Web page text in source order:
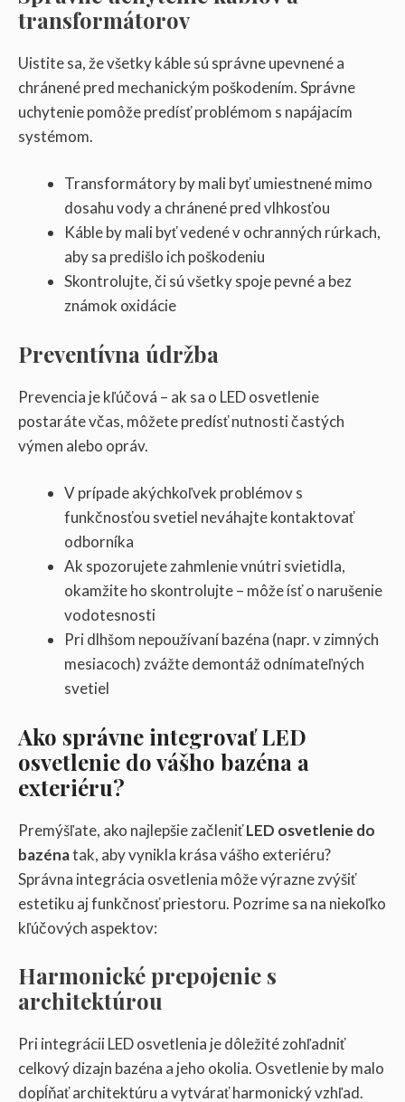
transformátorov
Uistite sa, že všetky káble sú správne upevnené a
chránené pred mechanickým poškodením. Správne
uchytenie pomôže predísť problémom s napájacím
systémom.
Transformátory by mali byť umiestnené mimo
dosahu vody a chránené pred vlhkosťou
Káble by mali byť vedené v ochranných rúrkach,
aby sa predišlo ich poškodeniu
Skontrolujte, či sú všetky spoje pevné a bez
známok oxidácie
Preventívna údržba
Prevencia je kľúčová – ak sa o LED osvetlenie
postaráte včas, môžete predísť nutnosti častých
výmen alebo opráv.
V prípade akýchkoľvek problémov s
funkčnosťou svetiel neváhajte kontaktovať
odborníka
Ak spozorujete zahmlenie vnútri svietidla,
okamžite ho skontrolujte – môže ísť o narušenie
vodotesnosti
Pri dlhšom nepoužívaní bazéna (napr. v zimných
mesiacoch) zvážte demontáž odnímateľných
svetiel
Ako správne integrovať LED
osvetlenie do vášho bazéna a
exteriéru?
Premýšľate, ako najlepšie začleniťLED osvetlenie do
bazénatak, aby vynikla krása vášho exteriéru?
Správna integrácia osvetlenia môže výrazne zvýšiť
estetiku aj funkčnosť priestoru. Pozrime sa na niekoľko
kľúčových aspektov:
Harmonické prepojenie s
architektúrou
Pri integrácii LED osvetlenia je dôležité zohľadniť
celkový dizajn bazéna a jeho okolia. Osvetlenie by malo
dopĺňať architektúru a vytvárať harmonický vzhľad.